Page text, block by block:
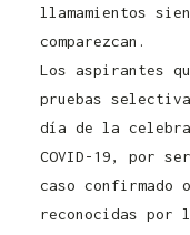
llamamientos
comparezcan.
Los aspirantes
pruebas
día de la
COVID-19, por
caso confirmado
reconocidas